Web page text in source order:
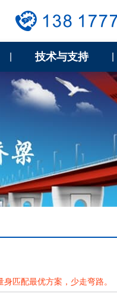
技术与支持
匹配最优方案，少走弯路。